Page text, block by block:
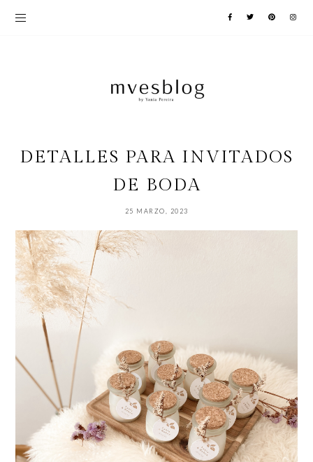
DETALLES PARA INVITADOS
DE BODA
25 MARZO, 2023